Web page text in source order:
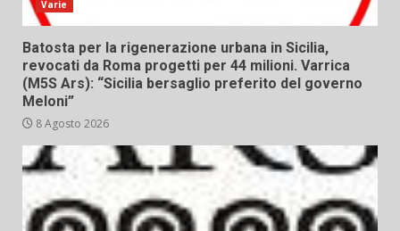
Varie
Batosta per la rigenerazione urbana in Sicilia,
revocati da Roma progetti per 44 milioni. Varrica
(M5S Ars): “Sicilia bersaglio preferito del governo
Meloni”
8 Agosto 2026